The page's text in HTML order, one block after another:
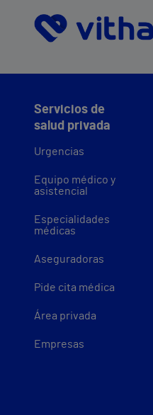
Servicios de
salud privada
Urgencias
Equipo médico y
asistencial
Especialidades
médicas
Aseguradoras
Pide cita médica
Área privada
Empresas